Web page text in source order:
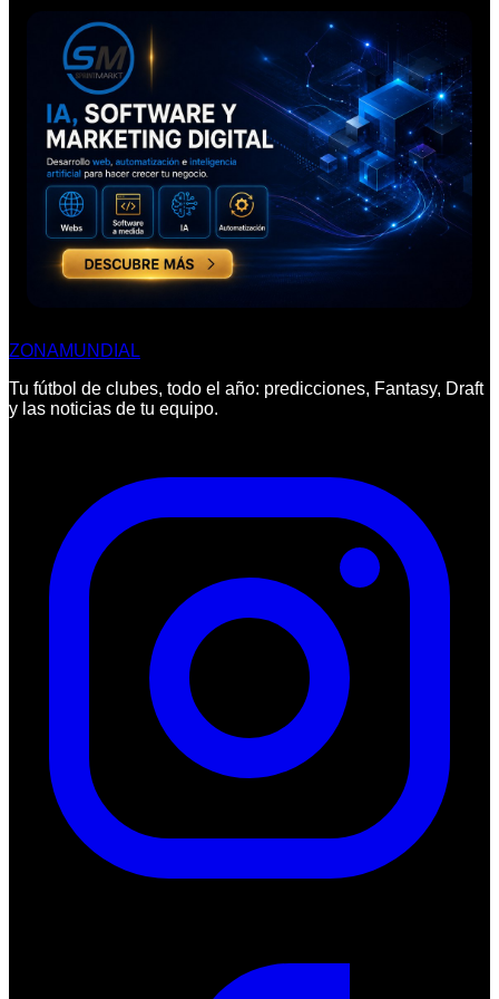
ZONAMUNDIAL
Tu fútbol de clubes, todo el año: predicciones, Fantasy, Draft
y las noticias de tu equipo.